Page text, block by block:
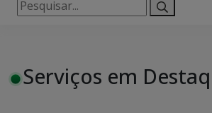
por:
Serviços em